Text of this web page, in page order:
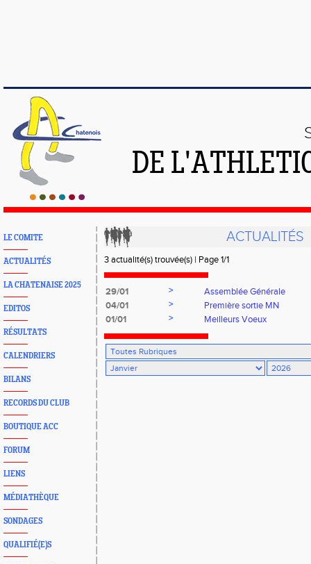
DE
LE COMITE
ACTUALITÉS
LA CHATENAISE 2025
EDITOS
RÉSULTATS
CALENDRIERS
BILANS
RECORDS DU CLUB
BOUTIQUE ACC
FORUM
LIENS
MÉDIATHÈQUE
SONDAGES
QUALIFIÉ(E)S
ACTUALITÉS
3 actualité(s) trouvée(s) | Page 1/1
29/01 >
Assemblée Générale
04/01
>
Première sortie MN
01/01
> Meilleurs Voeux